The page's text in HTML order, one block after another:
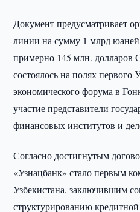
Документ предусматривает
линии на сумму 1 млрд
примерно 145 млн.
состоялось на полях первого
экономического форума в
участие представители
финансовых институтов и
Согласно достигнутым
«Узнацбанк» стало первым
Узбекистана, заключившим
структурированию